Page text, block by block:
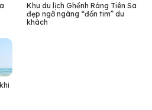
Khu du lịch Ghềnh Ráng Tiên Sa
đẹp ngỡ ngàng “đốn tim” du
khách